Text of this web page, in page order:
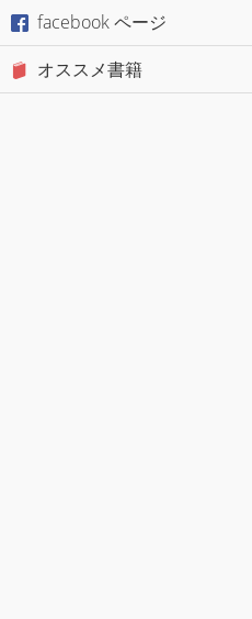
facebook ページ
オススメ書籍